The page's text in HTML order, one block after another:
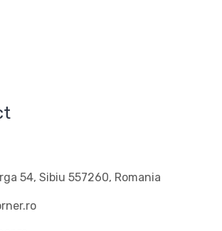
54, Sibiu 557260, Romania